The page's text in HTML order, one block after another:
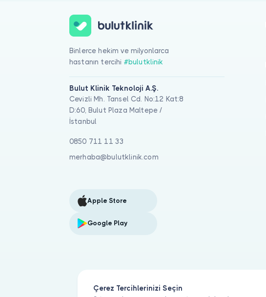
Çerez Tercihlerinizi Seçin
Binlerce hekim ve milyonlarca
hastanın tercihi #bulutklinik
Bulut Klinik Teknoloji A.Ş.
Cevizli Mh. Tansel Cd. No:12 Kat:8
D:60, Bulut Plaza Maltepe /
İstanbul
0850 711 11 33
merhaba@bulutklinik.com
Apple Store
Google Play